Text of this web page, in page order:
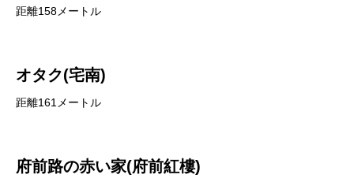
距離158メートル
オタク(宅南)
距離161メートル
府前路の赤い家(府前紅樓)